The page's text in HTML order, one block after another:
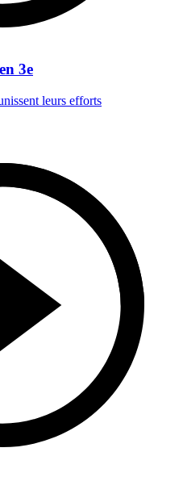
3e
leurs efforts